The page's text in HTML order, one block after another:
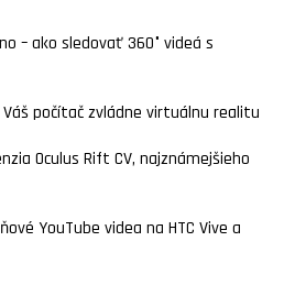
– ako sledovať 360° videá s
počítač zvládne virtuálnu realitu
Oculus Rift CV, najznámejšieho
YouTube videa na HTC Vive a